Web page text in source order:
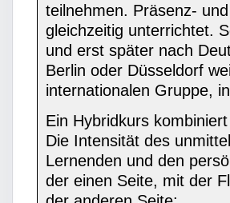
teilnehmen. Präsenz-
gleichzeitig unterrichtet.
und erst später nach
Berlin oder Düsseldorf
internationalen Gruppe,
Ein Hybridkurs
Die Intensität des
Lernenden und den
der einen Seite, mit der